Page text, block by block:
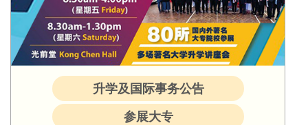
升学及国际事务公告
参展大专